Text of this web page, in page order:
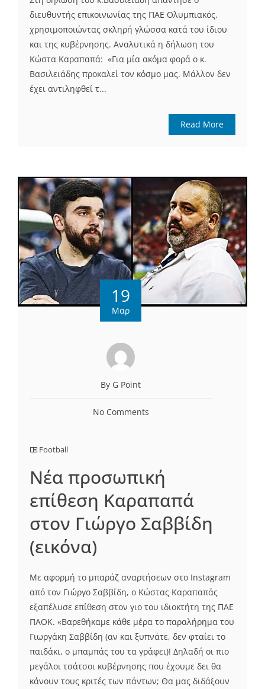
διευθυντής επικοινωνίας της ΠΑΕ Ολυμπιακός,
χρησιμοποιώντας σκληρή γλώσσα κατά του ίδιου
και της κυβέρνησης. Αναλυτικά η δήλωση του
Κώστα Καραπαπά: «Για μία ακόμα φορά ο κ.
Βασιλειάδης προκαλεί τον κόσμο μας. Μάλλον δεν
έχει αντιληφθεί τ...
Read More
19
Μαρ
By G Point
No Comments
Football
Nέα προσωπική
επίθεση Καραπαπά
στον Γιώργο Σαββίδη
(εικόνα)
Με αφορμή το μπαράζ αναρτήσεων στο Instagram
από τον Γιώργο Σαββίδη, ο Κώστας Καραπαπάς
εξαπέλυσε επίθεση στον γιο του ιδιοκτήτη της ΠΑΕ
ΠΑΟΚ. «Βαρεθήκαμε κάθε μέρα το παραλήρημα του
Γιωργάκη Σαββίδη (αν και ξυπνάτε, δεν φταίει το
παιδάκι, ο μπαμπάς του τα γράφει)! Δηλαδή οι πιο
μεγάλοι τσάτσοι κυβέρνησης που έχουμε δει θα
κάνουν τους κριτές των πάντων; Θα μας διδάξουν